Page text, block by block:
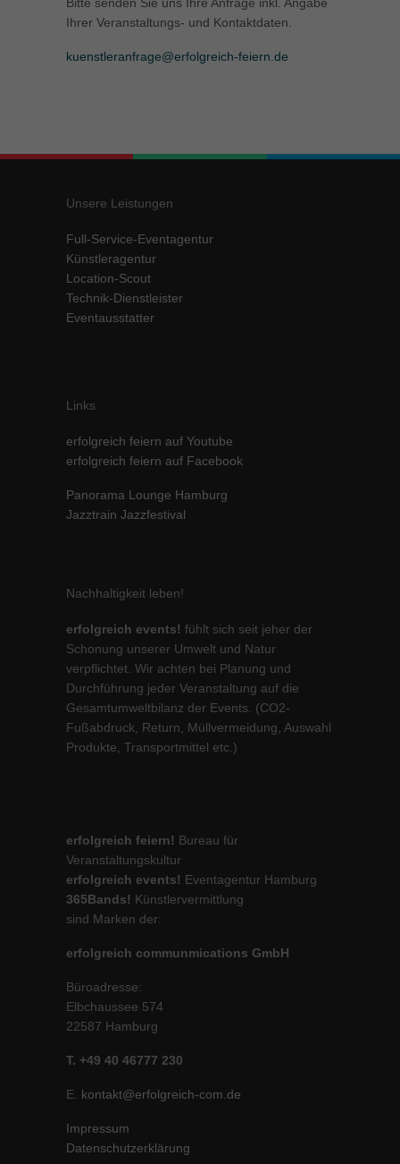
Ihrer Veranstaltungs- und Kontaktdaten.
kuenstleranfrage@erfolgreich-feiern.de
Unsere Leistungen
Full-Service-Eventagentur
Künstleragentur
Location-Scout
Technik-Dienstleister
Eventausstatter
Links
erfolgreich feiern auf Youtube
erfolgreich feiern auf Facebook
Panorama Lounge Hamburg
Jazztrain Jazzfestival
Nachhaltigkeit leben!
erfolgreich events! fühlt sich seit jeher der
Schonung unserer Umwelt und Natur
verpflichtet. Wir achten bei Planung und
Durchführung jeder Veranstaltung auf die
Gesamtumweltbilanz der Events. (CO2-
Fußabdruck, Return, Müllvermeidung, Auswahl
Produkte, Transportmittel etc.)
erfolgreich feiern! Bureau für
Veranstaltungskultur
erfolgreich events! Eventagentur Hamburg
365Bands! Künstlervermittlung
sind Marken der:
erfolgreich communmications GmbH
Büroadresse:
Elbchaussee 574
22587 Hamburg
T. +49 40 46777 230
E. kontakt@erfolgreich-com.de
Impressum
Datenschutzerklärung